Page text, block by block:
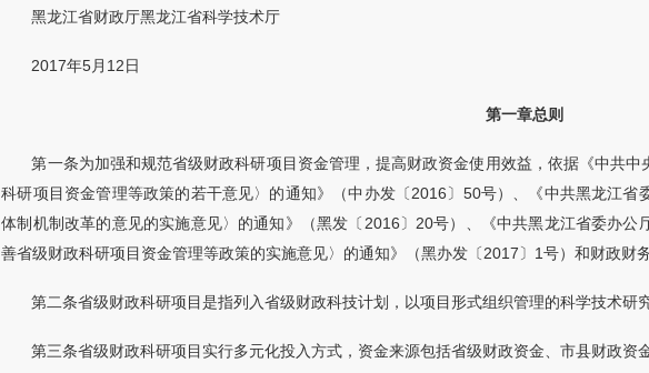
黑龙江省财政厅黑龙江省科学技术厅
2017年5月12日
第一章总则
第一条为加强和规范省级财政科研项目资金管理，提高财政资金使用效益，依据《中共
科研项目资金管理等政策的若干意见〉的通知》（中办发〔2016〕50号）、《中共黑龙江
体制机制改革的意见的实施意见〉的通知》（黑发〔2016〕20号）、《中共黑龙江省委办
善省级财政科研项目资金管理等政策的实施意见〉的通知》（黑办发〔2017〕1号）和财政财
第二条省级财政科研项目是指列入省级财政科技计划，以项目形式组织管理的科学技术研
第三条省级财政科研项目实行多元化投入方式，资金来源包括省级财政资金、市县财政资